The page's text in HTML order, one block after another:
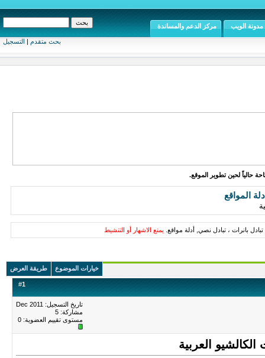
بحث متقدم | التسجيل
مدونة الويب مركز الدعم والمساندة
حالياً لحين تطوير الموقع.
المواقع
بانرات ، تبادل نصي, أدلة مواقع. يمنع الاشهار أو التنشيط
خيارات الموضوع طريقة العرض
#1
تاريخ التسجيل: Dec 2011
مشاركة: 5
مستوى تقييم العضوية: 0
العربية